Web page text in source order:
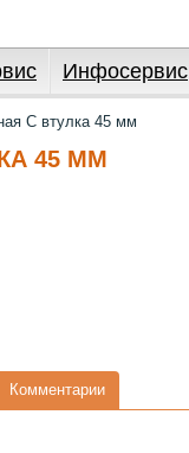
Инфосервис
С втулка 45 мм
45 ММ
Комментарии